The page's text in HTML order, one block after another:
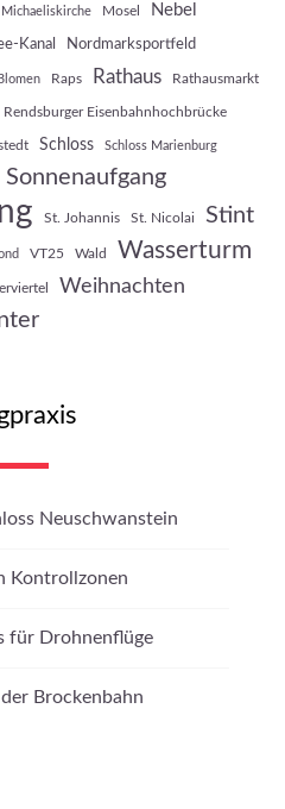
Michaeliskirche Mosel Nebel
Kanal Nordmarksportfeld
Raps Rathaus Rathausmarkt
Rendsburger Eisenbahnhochbrücke
Schloss Schloss Marienburg
Sonnenaufgang
St. Johannis St. Nicolai Stint
VT25 Wald Wasserturm
Weihnachten
Neuschwanstein
Kontrollzonen
für Drohnenflüge
Brockenbahn